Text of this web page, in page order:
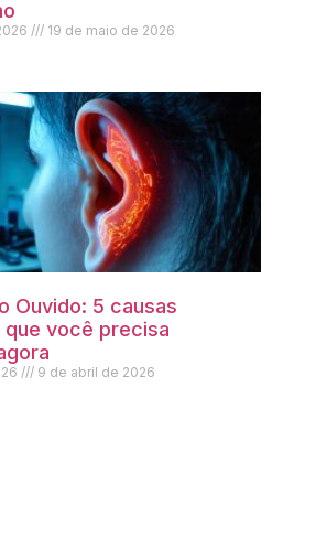
19 de maio de 2026
Ouvido: 5 causas
você precisa
9 de abril de 2026